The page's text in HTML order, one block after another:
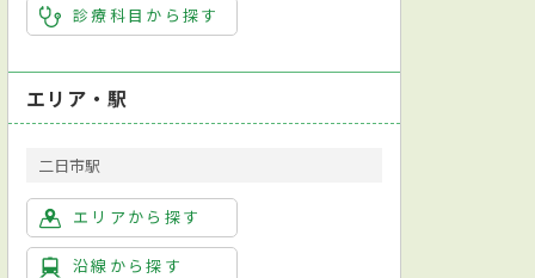
診療科目から探す
エリア・駅
二日市駅
エリアから探す
沿線から探す